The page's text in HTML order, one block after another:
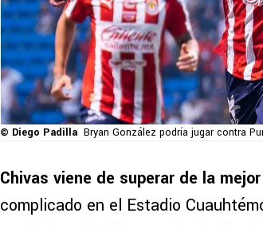
© Diego Padilla Bryan González podría jugar contra
Chivas viene de superar de la
complicado en el Estadio